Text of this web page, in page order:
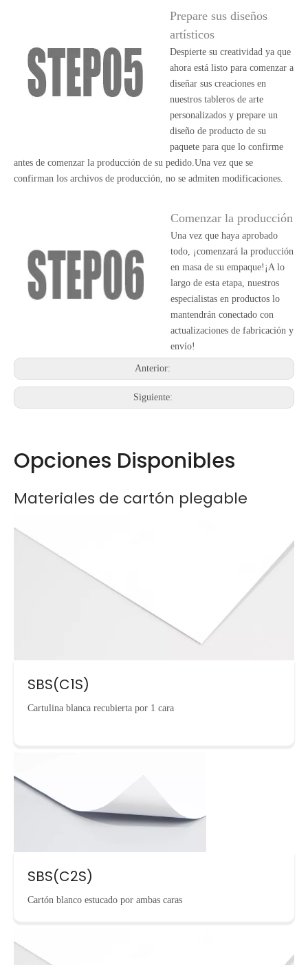
Prepare sus diseños
artísticos
Despierte su creatividad ya que
ahora está listo para comenzar a
diseñar sus creaciones en
nuestros tableros de arte
personalizados y prepare un
diseño de producto de su
paquete para que lo confirme
antes de comenzar la producción de su pedido.Una vez que se
confirman los archivos de producción, no se admiten modificaciones.
Comenzar la producción
Una vez que haya aprobado
todo, ¡comenzará la producción
en masa de su empaque!¡A lo
largo de esta etapa, nuestros
especialistas en productos lo
mantendrán conectado con
actualizaciones de fabricación y
envío!
Anterior:
Siguiente:
Opciones Disponibles
Materiales de cartón plegable
SBS(C1S)
Cartulina blanca recubierta por 1 cara
SBS(C2S)
Cartón blanco estucado por ambas caras